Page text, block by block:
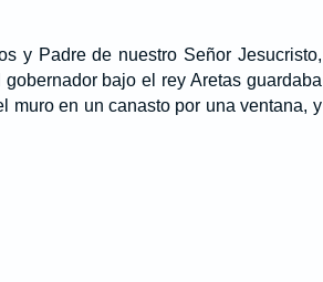
y Padre de nuestro Señor Jesucristo,
gobernador bajo el rey Aretas guardaba
muro en un canasto por una ventana, y